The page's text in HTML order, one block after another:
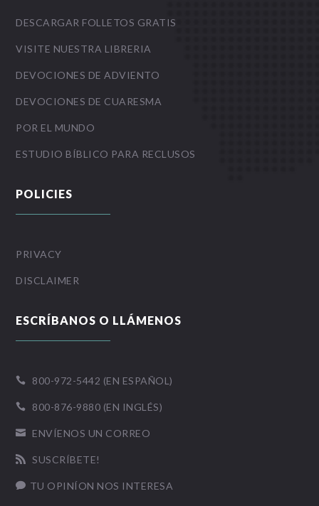
DESCARGAR FOLLETOS GRATIS
VISITE NUESTRA LIBRERIA
DEVOCIONES DE ADVIENTO
DEVOCIONES DE CUARESMA
POR EL MUNDO
ESTUDIO BÍBLICO PARA RECLUSOS
POLICIES
PRIVACY
DISCLAIMER
ESCRÍBANOS O LLÁMENOS
 800-972-5442 (EN ESPAÑOL)
 800-876-9880 (EN INGLÉS)
 ENVÍENOS UN CORREO
 SUSCRÍBETE!
 TU OPINÍON NOS INTERESA